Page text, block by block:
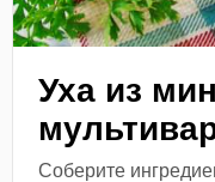
Уха из
Соберите